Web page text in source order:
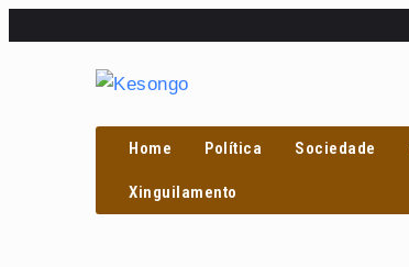
Home Política Sociedade
Xinguilamento